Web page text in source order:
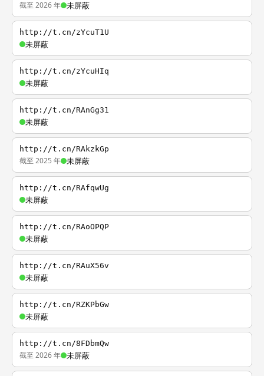
截至 2026 年 未屏蔽
http://t.cn/zYcuT1U
未屏蔽
http://t.cn/zYcuHIq
未屏蔽
http://t.cn/RAnGg31
未屏蔽
http://t.cn/RAkzkGp
截至 2025 年 未屏蔽
http://t.cn/RAfqwUg
未屏蔽
http://t.cn/RAoOPQP
未屏蔽
http://t.cn/RAuX56v
未屏蔽
http://t.cn/RZKPbGw
未屏蔽
http://t.cn/8FDbmQw
截至 2026 年 未屏蔽